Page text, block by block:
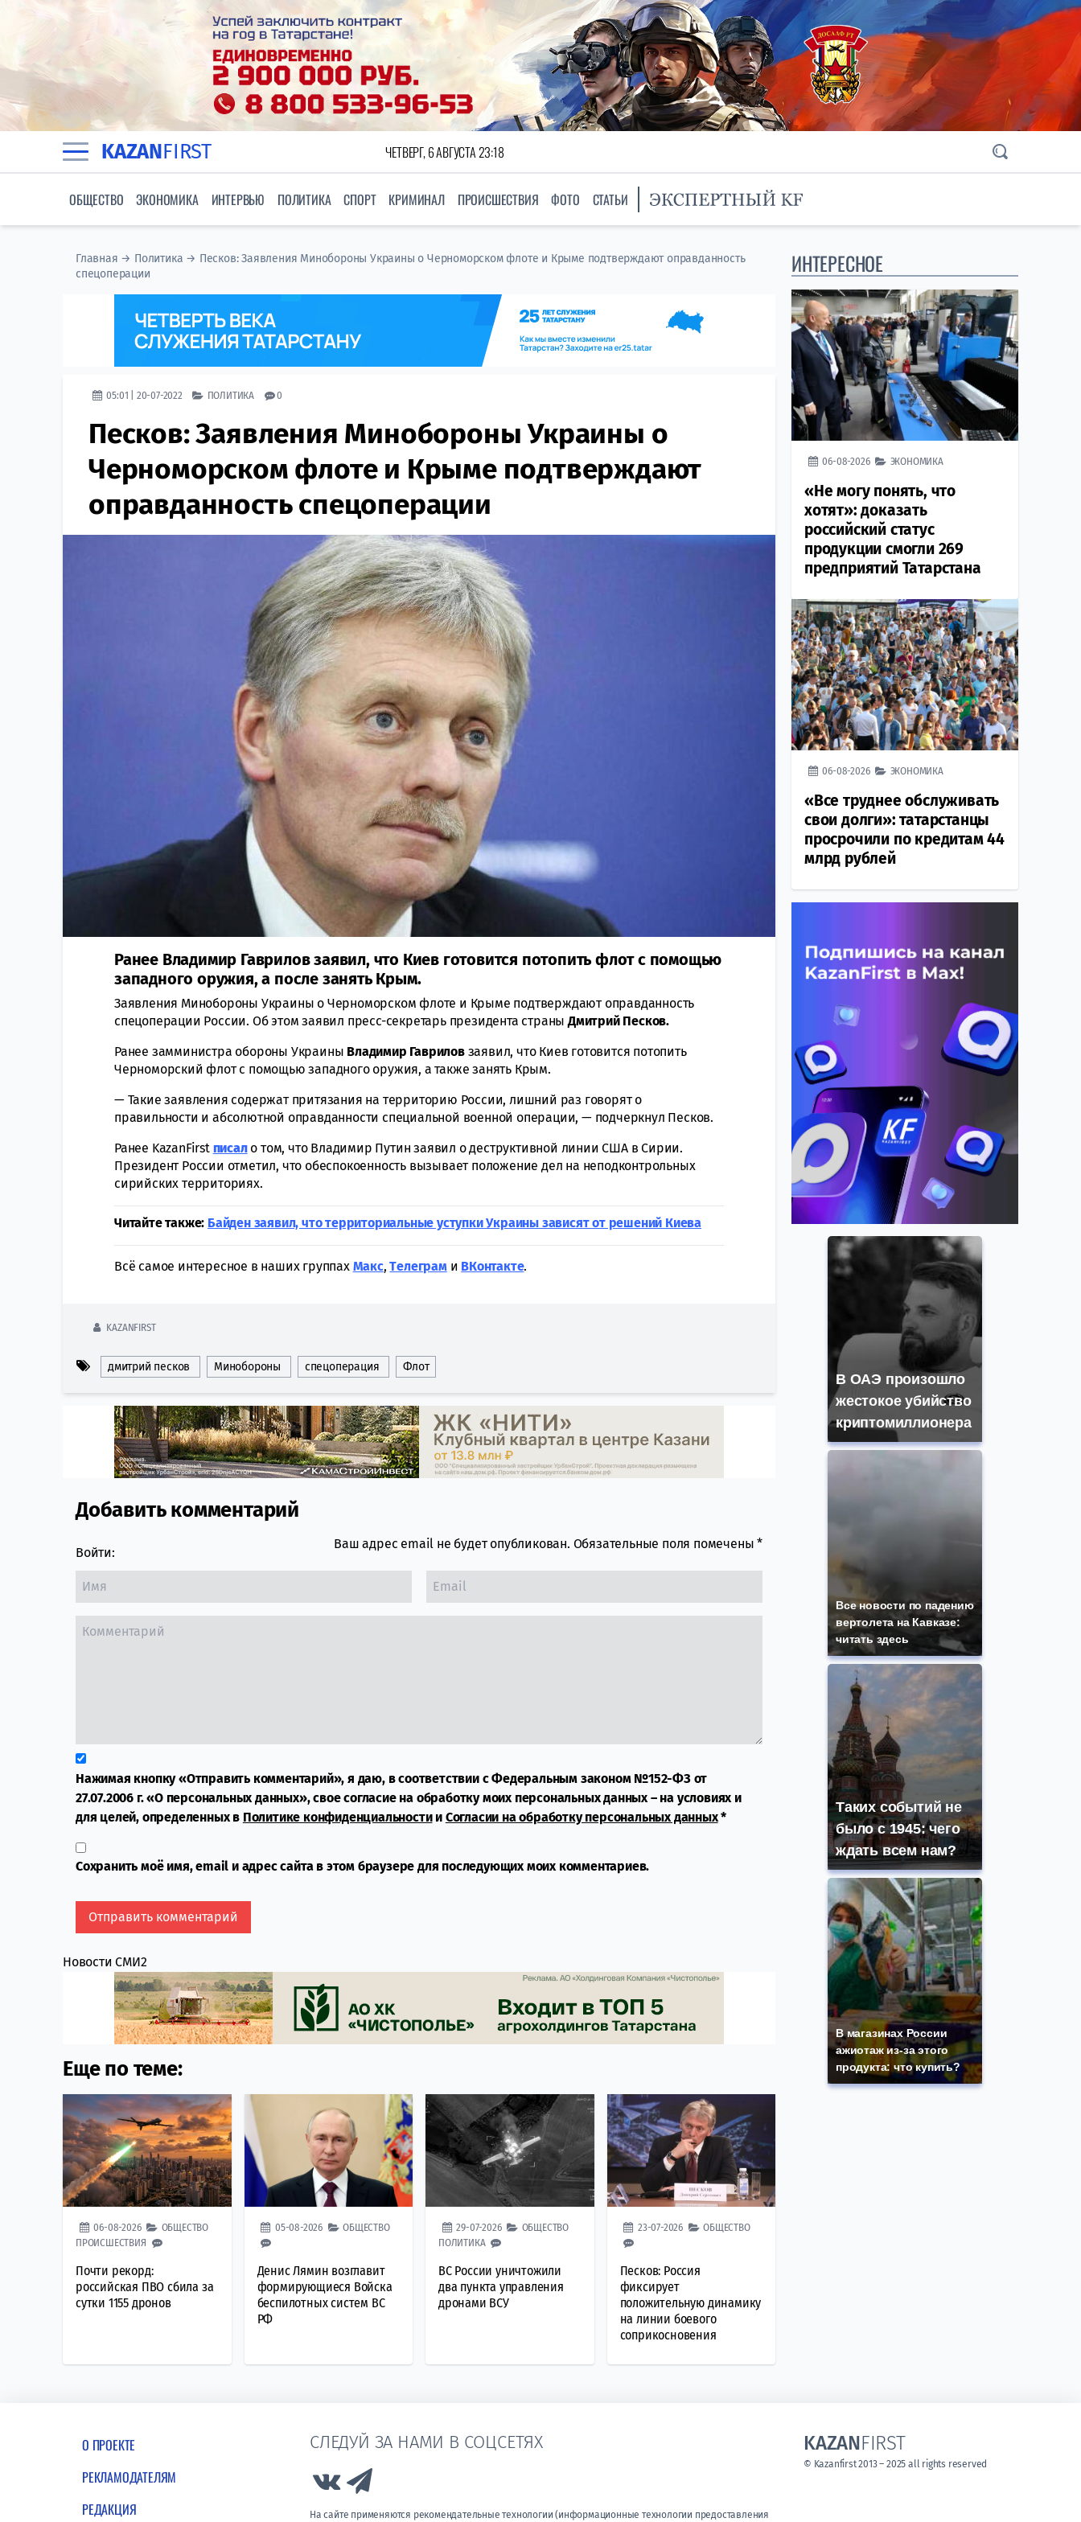
KAZANFIRST ЧЕТВЕРГ, 6 АВГУСТА 23:18
ОБЩЕСТВО ЭКОНОМИКА ИНТЕРВЬЮ ПОЛИТИКА СПОРТ КРИМИНАЛ ПРОИСШЕСТВИЯ ФОТО СТАТЬИ
Главная → Политика → Песков: Заявления Минобороны Украины о Черноморском флоте и Крыме подтверждают оправданность
спецоперации
05:01 | 20-07-2022 ПОЛИТИКА 0
Песков: Заявления Минобороны Украины о
Черноморском флоте и Крыме подтверждают
оправданность спецоперации
Ранее Владимир Гаврилов заявил, что Киев готовится потопить флот с помощью
западного оружия, а после занять Крым.
Заявления Минобороны Украины о Черноморском флоте и Крыме подтверждают оправданность
спецоперации России. Об этом заявил пресс-секретарь президента страны Дмитрий Песков.
Ранее замминистра обороны Украины Владимир Гавриловзаявил, что Киев готовится потопить
Черноморский флот с помощью западного оружия, а также занять Крым.
— Такие заявления содержат притязания на территорию России, лишний раз говорят о
правильности и абсолютной оправданности специальной военной операции, — подчеркнул Песков.
Ранее KazanFirst писало том, что Владимир Путин заявил о деструктивной линии США в Сирии.
Президент России отметил, что обеспокоенность вызывает положение дел на неподконтрольных
сирийских территориях.
Читайте также: Байден заявил, что территориальные уступки Украины зависят от решений Киева
Всё самое интересное в наших группах Макс,Tелеграми ВКонтакте.
KAZANFIRST
дмитрий песков Минобороны спецоперация Флот
Comment section
Добавить комментарий
Войти:
Ваш адрес email не будет опубликован. Обязательные поля помечены*
Нажимая кнопку «Отправить комментарий», я даю, в соответствии с Федеральным законом №152-ФЗ от
27.07.2006 г. «О персональных данных», свое согласие на обработку моих персональных данных – на условиях и
для целей, определенных в Политике конфиденциальностии Согласии на обработку персональных данных*
Сохранить моё имя, email и адрес сайта в этом браузере для последующих моих комментариев.
Новости СМИ2
Еще по теме:
06-08-2026
ОБЩЕСТВО
ПРОИСШЕСТВИЯ
Почти рекорд:
российская ПВО сбила за
сутки 1155 дронов
05-08-2026 ОБЩЕСТВО
Денис Лямин возглавит
формирующиеся Войска
беспилотных систем ВС
РФ
29-07-2026
ОБЩЕСТВО
ПОЛИТИКА
ВС России уничтожили
два пункта управления
дронами ВСУ
23-07-2026 ОБЩЕСТВО
Песков: Россия
фиксирует
положительную динамику
на линии боевого
соприкосновения
ИНТЕРЕСНОЕ
06-08-2026 ЭКОНОМИКА
«Не могу понять, что
хотят»: доказать
российский статус
продукции смогли 269
предприятий Татарстана
06-08-2026 ЭКОНОМИКА
«Все труднее обслуживать
свои долги»: татарстанцы
просрочили по кредитам 44
млрд рублей
В ОАЭ произошло
жестокое убийство
криптомиллионера
Все новости по падению
вертолета на Кавказе:
читать здесь
Таких событий не
было с 1945: чего
ждать всем нам?
В магазинах России
ажиотаж из-за этого
продукта: что купить?
О ПРОЕКТЕ
РЕКЛАМОДАТЕЛЯМ
РЕДАКЦИЯ
СЛЕДУЙ ЗА НАМИ В СОЦСЕТЯХ
Link to Vk
На сайте применяются рекомендательные технологии (информационные технологии предоставления
KAZANFIRST
© Kazanfirst 2013 – 2025 all rights reserved